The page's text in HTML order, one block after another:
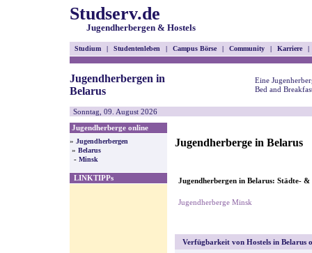
Studserv.de
Jugendherbergen & Hostels
Studium | Studentenleben | Campus Börse | Community | Karriere |
Jugendherbergen in
Belarus
Eine
Bed and
Sonntag, 09. August 2026
Jugendherberge online
» Jugendherbergen
» Belarus
- Minsk
LINKTIPPs
Jugendherberge in Belarus
Jugendherbergen in Belarus: Städte- &
Jugendherberge Minsk
Verfügbarkeit von Hostels in Belarus